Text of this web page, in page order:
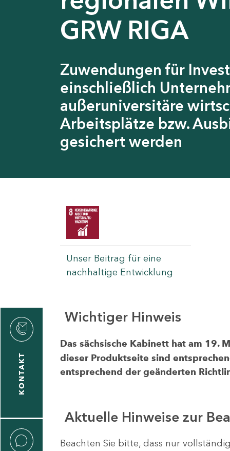
GRW RIGA
Zuwendungen für
einschließlich
außeruniversitäre
Arbeitsplätze bzw.
gesichert werden
Unser Beitrag für eine
nachhaltige Entwicklung
KONTAKT
Wichtiger Hinweis
Das sächsische Kabinett hat am 19.
dieser Produktseite sind
entsprechend der geänderten
Aktuelle Hinweise zur
Beachten Sie bitte, dass nur